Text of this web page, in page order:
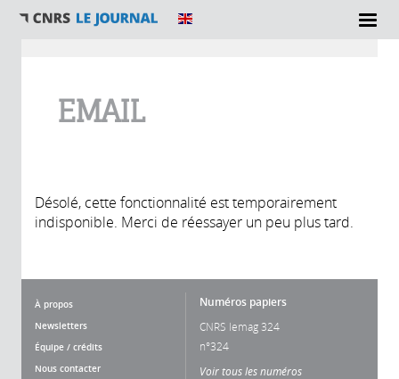
EMAIL
Désolé, cette fonctionnalité est temporairement
indisponible. Merci de réessayer un peu plus tard.
À propos
Newsletters
Équipe / crédits
Nous contacter
Numéros papiers
CNRS lemag 324
n°324
Voir tous les numéros